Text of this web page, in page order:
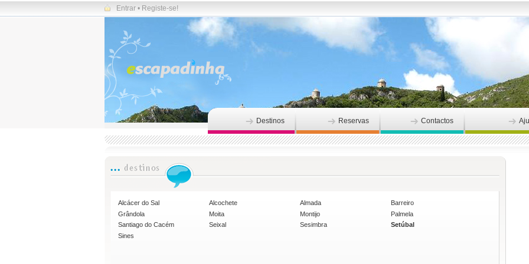
Entrar • Registe-se!
Destinos Reservas Contactos
Alcácer do Sal Alcochete Almada
Barreiro
Grândola
Moita Montijo
Palmela
Santiago do Cacém
Seixal Sesimbra
Setúbal
Sines